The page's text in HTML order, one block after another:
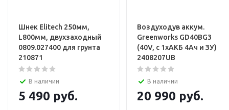
Шнек Elitech 250мм,
L800мм, двухзаходный
0809.027400 для грунта
210871
В наличии
5 490 руб.
Воздуходув аккум.
Greenworks GD40BG3
(40V, с 1хАКБ 4Ач и ЗУ)
2408207UB
В наличии
20 990 руб.